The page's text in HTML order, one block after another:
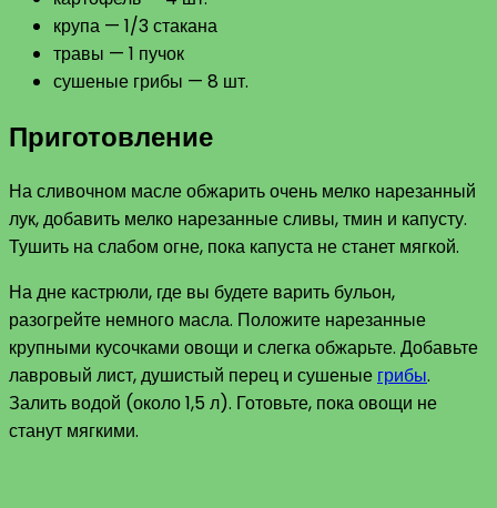
крупа — 1/3 стакана
травы — 1 пучок
сушеные грибы — 8 шт.
Приготовление
На сливочном масле обжарить очень мелко нарезанный
лук, добавить мелко нарезанные сливы, тмин и капусту.
Тушить на слабом огне, пока капуста не станет мягкой.
На дне кастрюли, где вы будете варить бульон,
разогрейте немного масла. Положите нарезанные
крупными кусочками овощи и слегка обжарьте. Добавьте
лавровый лист, душистый перец и сушеные грибы.
Залить водой (около 1,5 л). Готовьте, пока овощи не
станут мягкими.